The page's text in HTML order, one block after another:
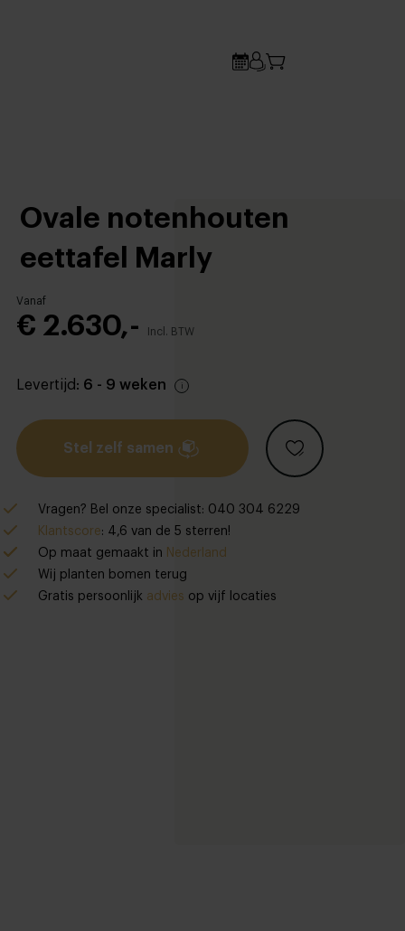
Ovale notenhouten
eettafel Marly
Vanaf
€ 2.630,- Incl. BTW
Levertijd: 6 - 9 weken
Stel zelf samen
Vragen? Bel onze specialist: 040 304 6229
Klantscore: 4,6 van de 5 sterren!
Op maat gemaakt in Nederland
Wij planten bomen terug
Gratis persoonlijk advies op vijf locaties